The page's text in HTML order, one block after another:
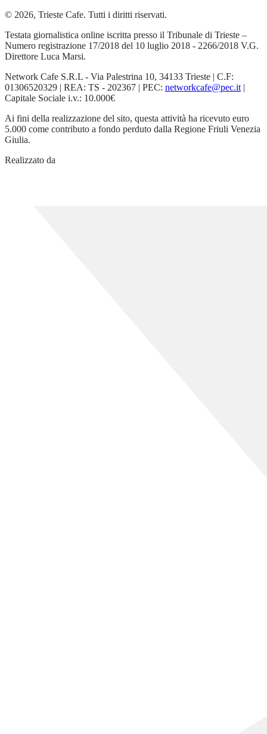
© 2026, Trieste Cafe. Tutti i diritti riservati.
Testata giornalistica online iscritta presso il Tribunale di Trieste –
Numero registrazione 17/2018 del 10 luglio 2018 - 2266/2018 V.G.
Direttore Luca Marsi.
Network Cafe S.R.L - Via Palestrina 10, 34133 Trieste | C.F:
01306520329 | REA: TS - 202367 | PEC: networkcafe@pec.it |
Capitale Sociale i.v.: 10.000€
Ai fini della realizzazione del sito, questa attività ha ricevuto euro
5.000 come contributo a fondo perduto dalla Regione Friuli Venezia
Giulia.
Realizzato da